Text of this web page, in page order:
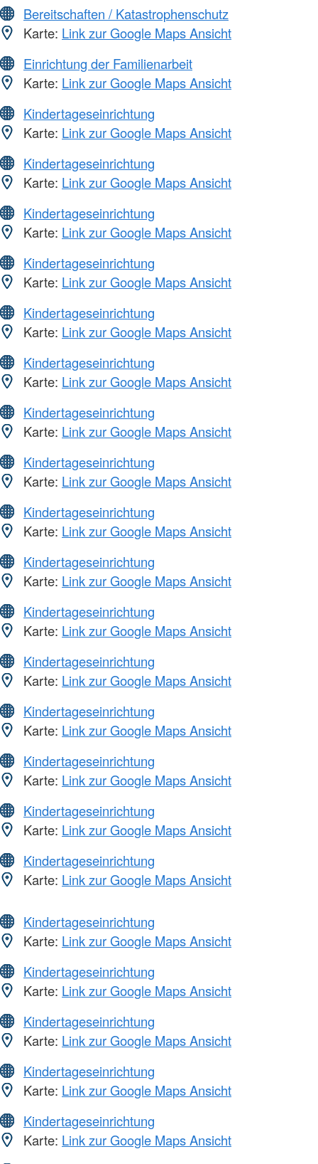
Bereitschaften / Katastrophenschutz
Karte: Link zur Google Maps Ansicht
Einrichtung der Familienarbeit
Karte: Link zur Google Maps Ansicht
Kindertageseinrichtung
Karte: Link zur Google Maps Ansicht
Kindertageseinrichtung
Karte: Link zur Google Maps Ansicht
Kindertageseinrichtung
Karte: Link zur Google Maps Ansicht
Kindertageseinrichtung
Karte: Link zur Google Maps Ansicht
Kindertageseinrichtung
Karte: Link zur Google Maps Ansicht
Kindertageseinrichtung
Karte: Link zur Google Maps Ansicht
Kindertageseinrichtung
Karte: Link zur Google Maps Ansicht
Kindertageseinrichtung
Karte: Link zur Google Maps Ansicht
Kindertageseinrichtung
Karte: Link zur Google Maps Ansicht
Kindertageseinrichtung
Karte: Link zur Google Maps Ansicht
Kindertageseinrichtung
Karte: Link zur Google Maps Ansicht
Kindertageseinrichtung
Karte: Link zur Google Maps Ansicht
Kindertageseinrichtung
Karte: Link zur Google Maps Ansicht
Kindertageseinrichtung
Karte: Link zur Google Maps Ansicht
Kindertageseinrichtung
Karte: Link zur Google Maps Ansicht
Kindertageseinrichtung
Karte: Link zur Google Maps Ansicht
Kindertageseinrichtung
Karte: Link zur Google Maps Ansicht
Kindertageseinrichtung
Karte: Link zur Google Maps Ansicht
Kindertageseinrichtung
Karte: Link zur Google Maps Ansicht
Kindertageseinrichtung
Karte: Link zur Google Maps Ansicht
Kindertageseinrichtung
Karte: Link zur Google Maps Ansicht